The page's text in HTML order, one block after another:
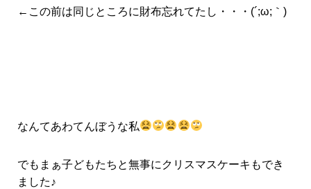
←この前は同じところに財布忘れてたし・・・(´;ω;｀)
なんてあわてんぼうな私
でもまぁ子どもたちと無事にクリスマスケーキもでき
ました♪